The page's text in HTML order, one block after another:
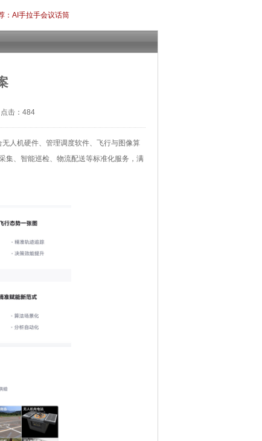
：AI手拉手会议话筒
击：484
人机硬件、管理调度软件、飞行与图像算
集、智能巡检、物流配送等标准化服务，满